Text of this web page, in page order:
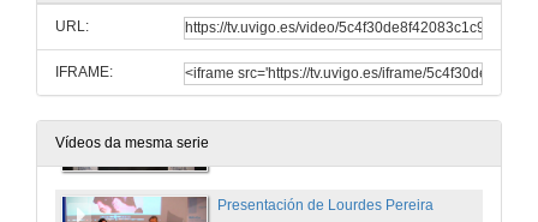
URL:
IFRAME:
Vídeos da mesma serie
Intervención de Celso Cancela Outeda
4 de dec. de 2018
Rolda de preguntas. Lectura crítica de La balsa de piedra en el contexto sociopolítico actual del Estado Autonómico
Presentación de Lourdes Pereira